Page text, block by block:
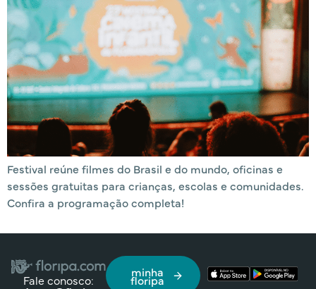
Festival reúne filmes do Brasil e do mundo, oficinas e
sessões gratuitas para crianças, escolas e comunidades.
Confira a programação completa!
Fale conosco:
minha
floripa